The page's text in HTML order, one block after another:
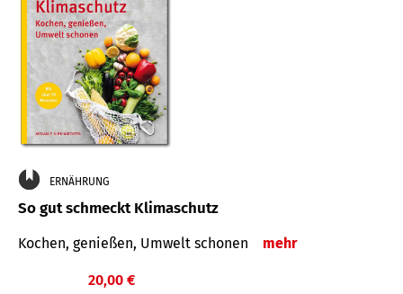
ERNÄHRUNG
So gut schmeckt Klimaschutz
Kochen, genießen, Umwelt schonen mehr
20,00 €